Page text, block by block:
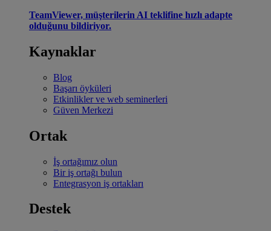
TeamViewer, müşterilerin AI teklifine hızlı adapte
olduğunu bildiriyor.
Kaynaklar
Blog
Başarı öyküleri
Etkinlikler ve web seminerleri
Güven Merkezi
Ortak
İş ortağımız olun
Bir iş ortağı bulun
Entegrasyon iş ortakları
Destek